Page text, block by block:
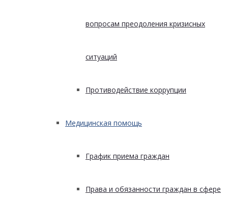
вопросам преодоления кризисных
ситуаций
Противодействие коррупции
Медицинская помощь
График приема граждан
Права и обязанности граждан в сфере